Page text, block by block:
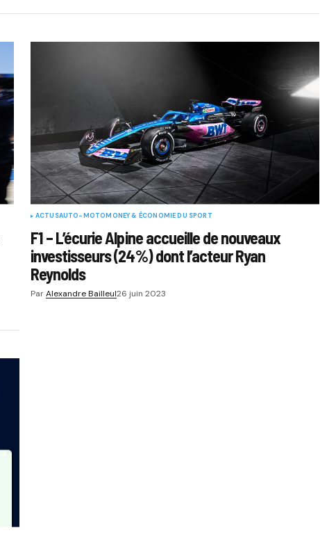
ACTUSAUTO-MOTOMONEY & ÉCONOMIE DU SPORT
F1 – L’écurie Alpine accueille de nouveaux
investisseurs (24%) dont l’acteur Ryan
Reynolds
ParAlexandre Bailleul26 juin 2023